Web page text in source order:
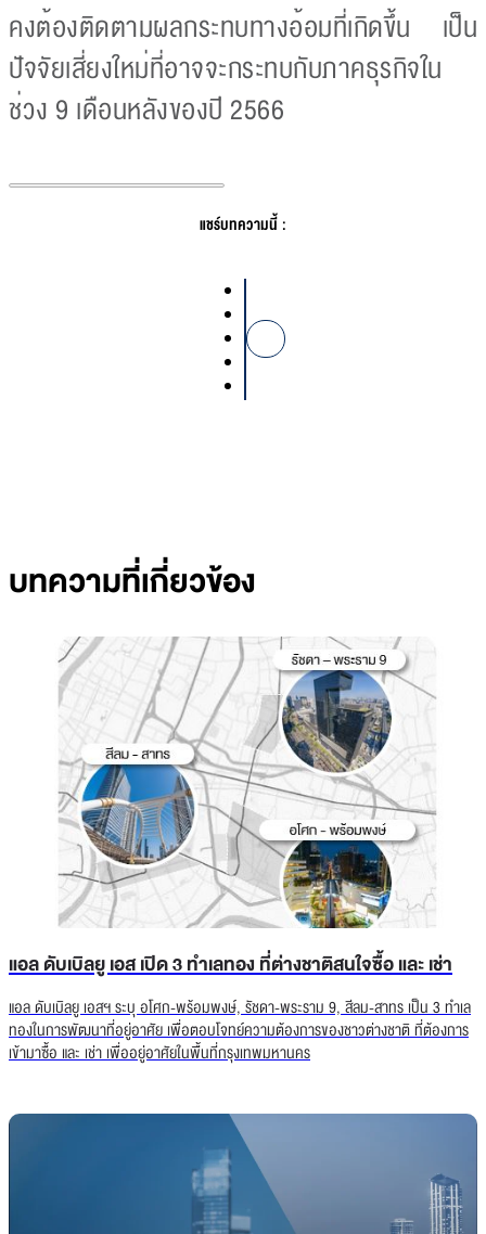
คงต้องติดตามผลกระทบทางอ้อมที่เกิดขึ้น เป็น
ปัจจัยเสี่ยงใหม่ที่อาจจะกระทบกับภาคธุรกิจใน
ช่วง 9 เดือนหลังของปี 2566
บทความที่เกี่ยวข้อง
แอล ดับเบิลยู เอส เปิด 3 ทำเลทอง ที่ต่างชาติสนใจซื้อ และ เช่า
แอล ดับเบิลยู เอสฯ ระบุ อโศก-พร้อมพงษ์, รัชดา-พระราม 9, สีลม-สาทร เป็น 3 ทำเล
ทองในการพัฒนาที่อยู่อาศัย เพื่อตอบโจทย์ความต้องการของชาวต่างชาติ ที่ต้องการ
เข้ามาซื้อ และ เช่า เพื่ออยู่อาศัยในพื้นที่กรุงเทพมหานคร
แชร์บทความนี้ :